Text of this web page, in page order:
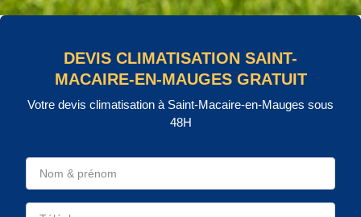
DEVIS CLIMATISATION SAINT-
MACAIRE-EN-MAUGES GRATUIT
Votre devis climatisation à Saint-Macaire-en-Mauges sous
48H